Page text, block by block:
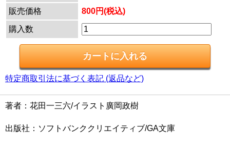
販売価格
800円(税込)
購入数
特定商取引法に基づく表記 (返品など)
著者：花田一三六/イラスト廣岡政樹
出版社：ソフトバンククリエイティブ/GA文庫